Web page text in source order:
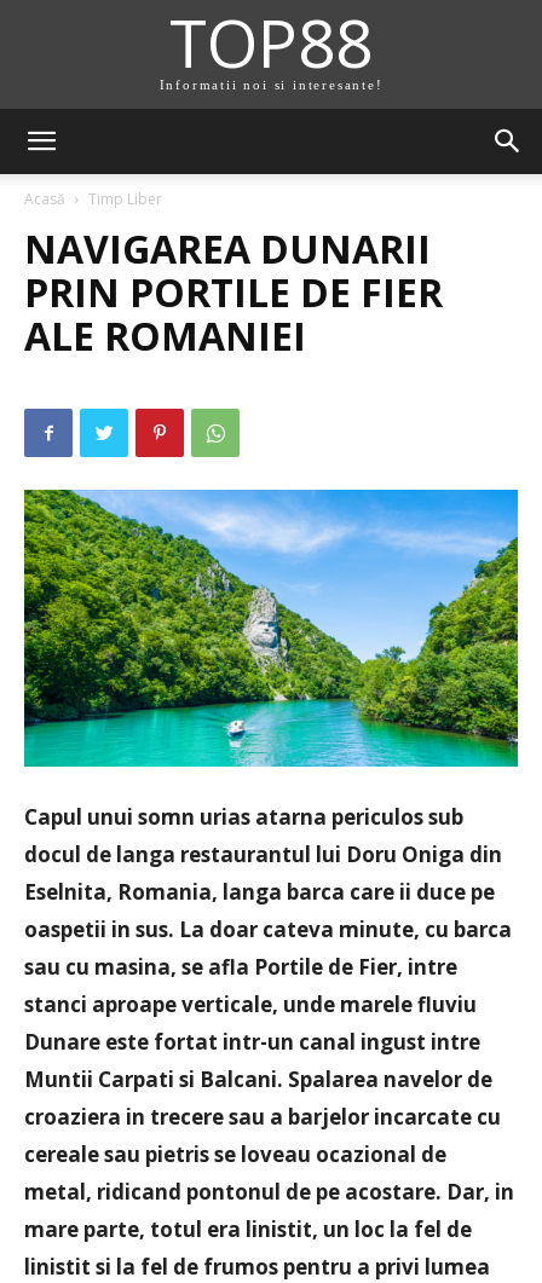
TOP88
Informatii noi si interesante!
Acasă Timp Liber
NAVIGAREA DUNARII
PRIN PORTILE DE FIER
ALE ROMANIEI
Capul unui somn urias atarna periculos sub
docul de langa restaurantul lui Doru Oniga din
Eselnita, Romania, langa barca care ii duce pe
oaspetii in sus. La doar cateva minute, cu barca
sau cu masina, se afla Portile de Fier, intre
stanci aproape verticale, unde marele fluviu
Dunare este fortat intr-un canal ingust intre
Muntii Carpati si Balcani. Spalarea navelor de
croaziera in trecere sau a barjelor incarcate cu
cereale sau pietris se loveau ocazional de
metal, ridicand pontonul de pe acostare. Dar, in
mare parte, totul era linistit, un loc la fel de
linistit si la fel de frumos pentru a privi lumea